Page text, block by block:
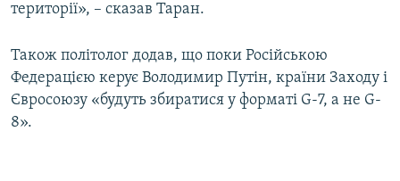
території», – сказав Таран.
Також політолог додав, що поки Російською
Федерацією керує Володимир Путін, країни Заходу і
Євросоюзу «будуть збиратися у форматі G-7, а не G-
8».